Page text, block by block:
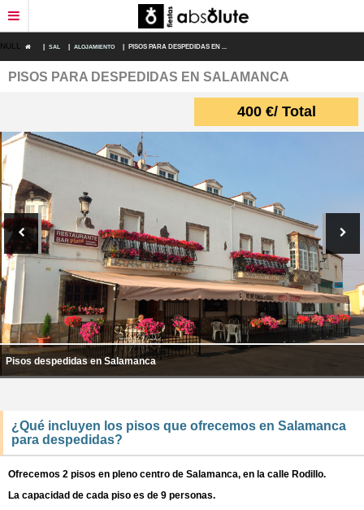
NULL SAL ALOJAMIENTO PISOS PARA DESPEDIDAS EN ...
PISOS PARA DESPEDIDAS EN SALAMANCA
400€/ Total
Pisos despedidas en Salamanca
¿Qué incluyen los pisos que ofrecemos en Salamanca
para despedidas?
Ofrecemos 2 pisos en pleno centro de Salamanca, en la calle Rodillo.
La capacidad de cada piso es de 9 personas.
RESTAURANTES
PACKS DESPEDIDAS
ALOJAMIENTO